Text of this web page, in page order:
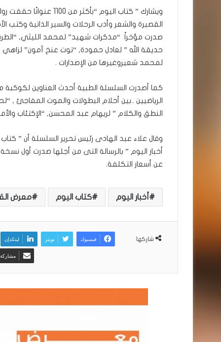
ويشارك ” كتاب اليوم
القصيرة والشعر وأدب الرحلات والسير الذاتية وكتب
صدرت مؤخراً “مذكرات شهيد” لمحمد الليثي,
حديقة الله ” لعادل حمودة, “توت عنخ آمون” لزاهي
لمحمد شعيروغيرها من الإصدارات .
كما أصدرت السلسلة الطبية أحدث العناوين لكوكبة
الرياضيين ..بين أحلام البطولات والموت
النطق والكلام ” لريهام عبد المحسن, “الإكتئاب
عن أسعار التكلفة.
أخبار اليوم كتاب اليوم معرض
شاركها فيسبوك تويتر لينكدإن
مشاركة